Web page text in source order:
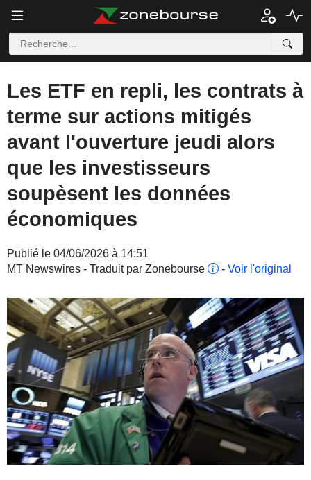
Les ETF en repli, les contrats à
terme sur actions mitigés
avant l'ouverture jeudi alors
que les investisseurs
soupèsent les données
économiques
Publié le 04/06/2026 à 14:51
MT Newswires - Traduit par Zonebourse
- Voir l'original